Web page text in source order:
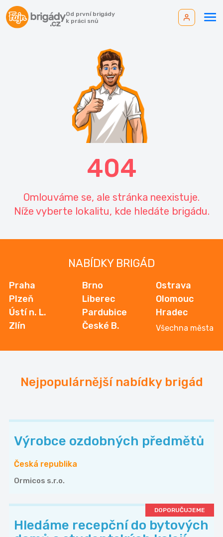
Od první brigády
k práci snů
404
Omlouváme se, ale stránka neexistuje.
Níže vyberte lokalitu, kde hledáte brigádu.
NABÍDKY BRIGÁD
Praha
Plzeň
Ústí n. L.
Zlín
Brno
Liberec
Pardubice
České B.
Ostrava
Olomouc
Hradec
Všechna města
Nejpopulárnější nabídky brigád
Výrobce ozdobných předmětů
Česká republika
Ormicos s.r.o.
DOPORUČUJEME
Hledáme recepční do bytových